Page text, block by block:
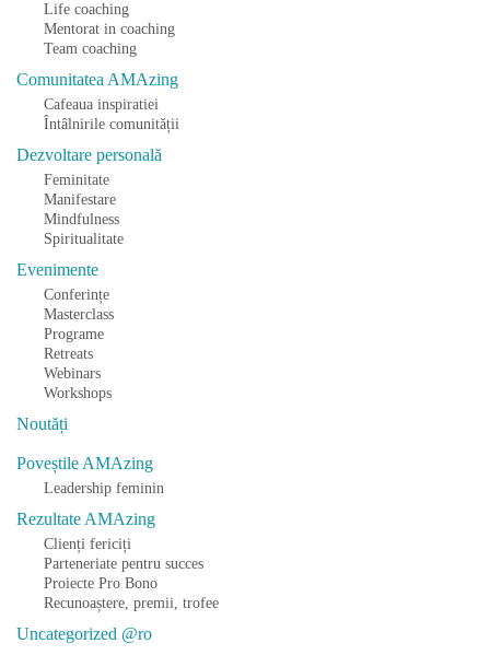
Life coaching
Mentorat in coaching
Team coaching
Comunitatea AMAzing
Cafeaua inspiratiei
Întâlnirile comunității
Dezvoltare personală
Feminitate
Manifestare
Mindfulness
Spiritualitate
Evenimente
Conferințe
Masterclass
Programe
Retreats
Webinars
Workshops
Noutăți
Poveștile AMAzing
Leadership feminin
Rezultate AMAzing
Clienți fericiți
Parteneriate pentru succes
Proiecte Pro Bono
Recunoaștere, premii, trofee
Uncategorized @ro